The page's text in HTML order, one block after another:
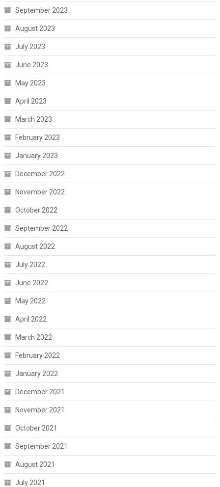
September 2023
August 2023
July 2023
June 2023
May 2023
April 2023
March 2023
February 2023
January 2023
December 2022
November 2022
October 2022
September 2022
August 2022
July 2022
June 2022
May 2022
April 2022
March 2022
February 2022
January 2022
December 2021
November 2021
October 2021
September 2021
August 2021
July 2021